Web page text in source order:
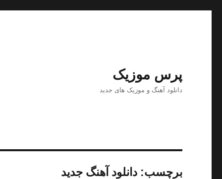
پرس موزیک
دانلود آهنگ و موزیک های جدید
برچسب:دانلود آهنگ جدید